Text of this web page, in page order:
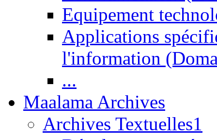
Equipement
Applications
l'information
...
Maalama Archives
Archives Textuelles1